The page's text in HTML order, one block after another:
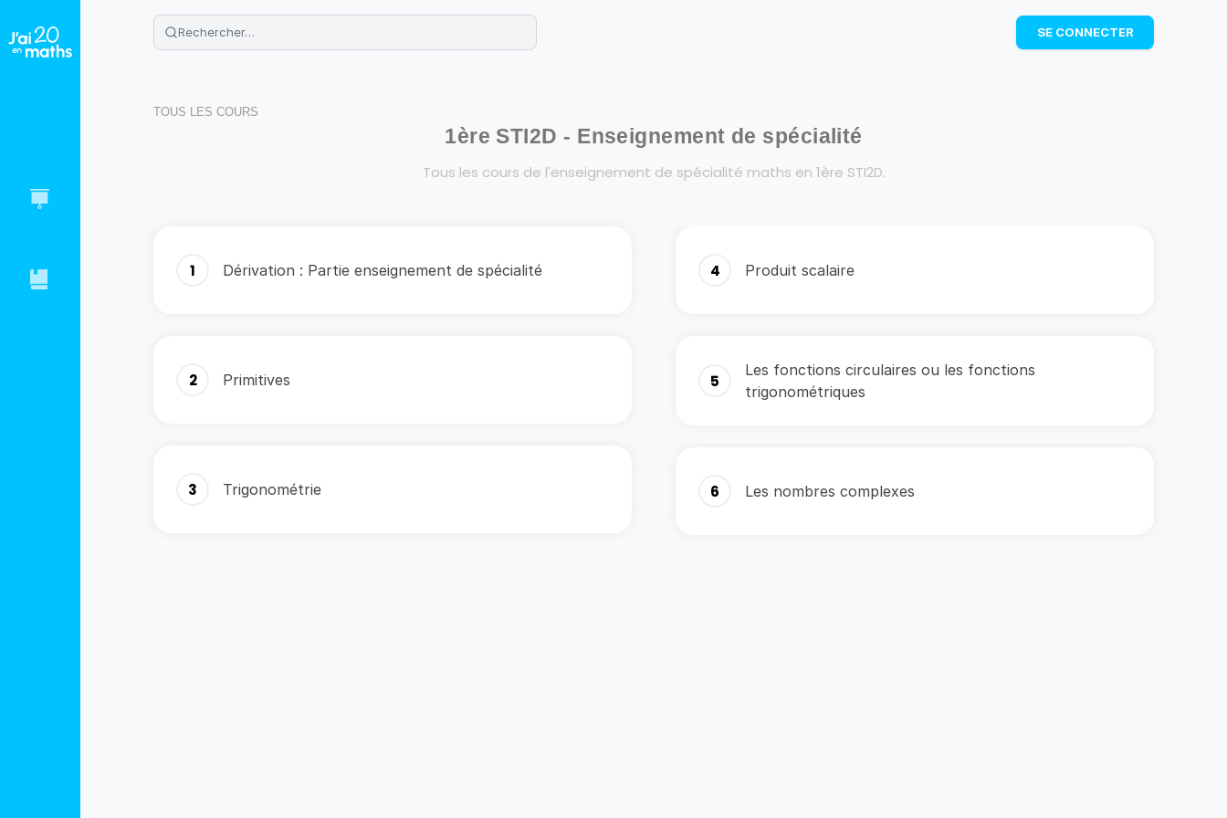
🌴Cahier de vacances offert: révise les maths cet été !
Télécharge ton PDF gratuit et progresse avec des exercices corrigés en vidéo.
TÉLÉCHARGER
SE CONNECTER
TOUS LES COURS
1ère STI2D - Enseignement de spécialité
Tous les cours de l'enseignement de spécialité maths en 1ère STI2D.
1 Dérivation : Partie enseignement de spécialité
2 Primitives
3 Trigonométrie
4 Produit scalaire
5
Les fonctions circulaires ou les fonctions
trigonométriques
6 Les nombres complexes